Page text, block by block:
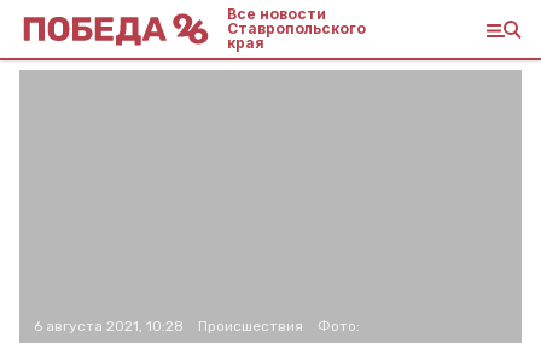
Все новости
Ставропольского
края
6 августа 2021, 10:28 Происшествия Фото: